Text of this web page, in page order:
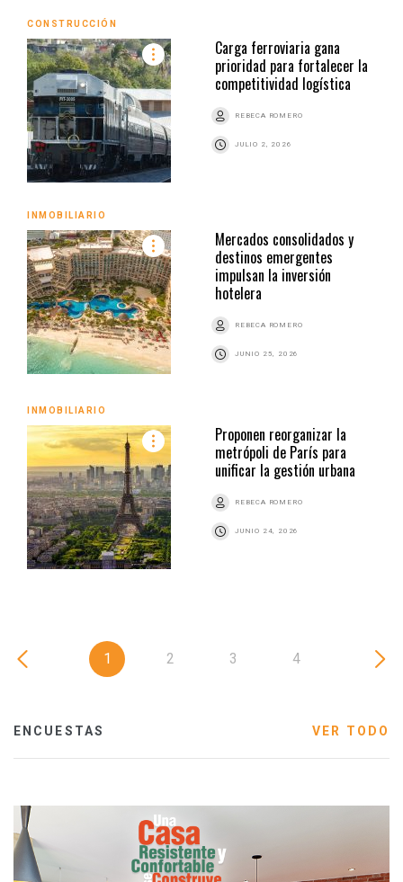
CONSTRUCCIÓN
Carga ferroviaria gana
prioridad para fortalecer la
competitividad logística
REBECA ROMERO
JULIO 2, 2026
INMOBILIARIO
Mercados consolidados y
destinos emergentes
impulsan la inversión
hotelera
REBECA ROMERO
JUNIO 25, 2026
INMOBILIARIO
Proponen reorganizar la
metrópoli de París para
unificar la gestión urbana
REBECA ROMERO
JUNIO 24, 2026
1 2 3 4
ENCUESTAS VER TODO